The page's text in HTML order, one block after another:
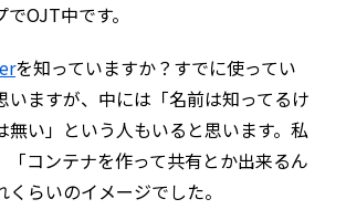
OJT中です。
を知っていますか？すでに使ってい
いますが、中には「名前は知ってるけ
無い」という人もいると思います。私
「コンテナを作って共有とか出来るん
らいのイメージでした。